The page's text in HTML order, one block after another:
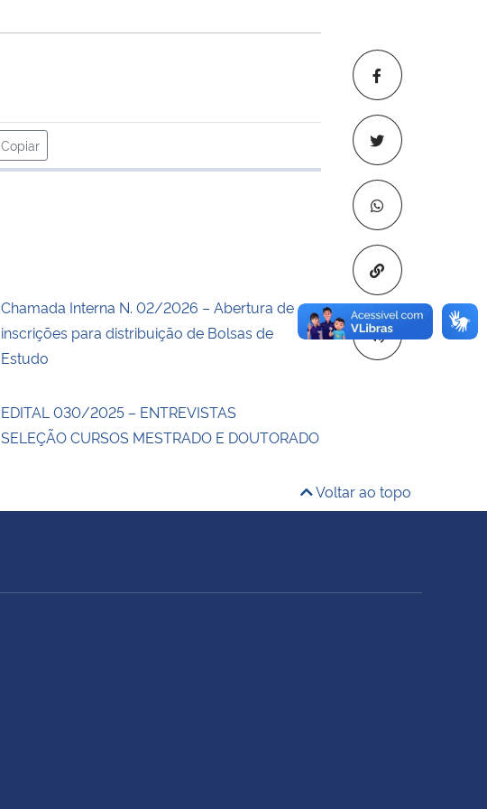
Copiar para
Copiar
para área de transferência
Chamada Interna N. 02/2026 – Abertura de
inscrições para distribuição de Bolsas de
Estudo
EDITAL 030/2025 – ENTREVISTAS
SELEÇÃO CURSOS MESTRADO E DOUTORADO
Voltar ao topo